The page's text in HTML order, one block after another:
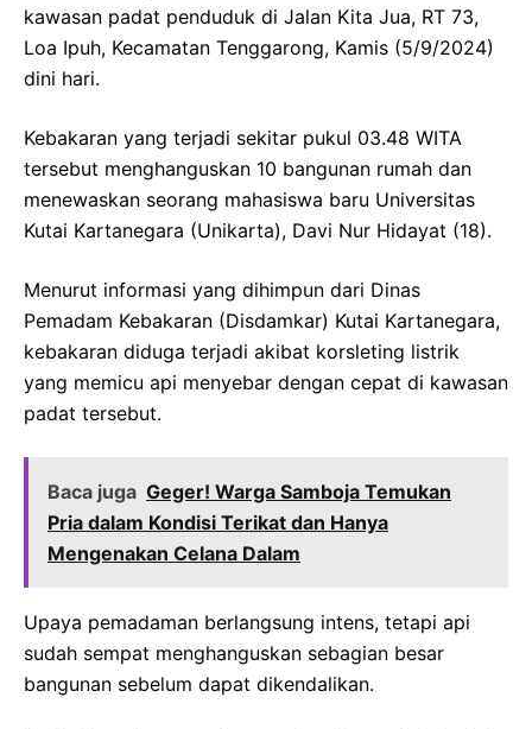
kawasan padat penduduk di Jalan Kita Jua, RT 73,
Loa Ipuh, Kecamatan Tenggarong, Kamis (5/9/2024)
dini hari.
Kebakaran yang terjadi sekitar pukul 03.48 WITA
tersebut menghanguskan 10 bangunan rumah dan
menewaskan seorang mahasiswa baru Universitas
Kutai Kartanegara (Unikarta), Davi Nur Hidayat (18).
Menurut informasi yang dihimpun dari Dinas
Pemadam Kebakaran (Disdamkar) Kutai Kartanegara,
kebakaran diduga terjadi akibat korsleting listrik
yang memicu api menyebar dengan cepat di kawasan
padat tersebut.
Baca juga Geger! Warga Samboja Temukan
Pria dalam Kondisi Terikat dan Hanya
Mengenakan Celana Dalam
Upaya pemadaman berlangsung intens, tetapi api
sudah sempat menghanguskan sebagian besar
bangunan sebelum dapat dikendalikan.